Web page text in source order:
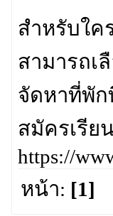
สำหรับใค
สามารถเ
จัดหาที่พัก
สมัครเรีย
https://
หน้า: [1]